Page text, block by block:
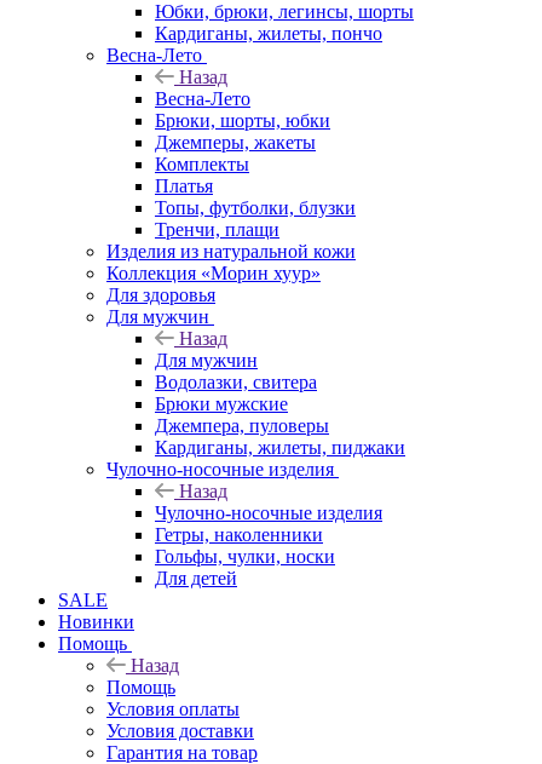
Юбки, брюки, легинсы, шорты
Кардиганы, жилеты, пончо
Весна-Лето
Назад
Весна-Лето
Брюки, шорты, юбки
Джемперы, жакеты
Комплекты
Платья
Топы, футболки, блузки
Тренчи, плащи
Изделия из натуральной кожи
Коллекция «Морин хуур»
Для здоровья
Для мужчин
Назад
Для мужчин
Водолазки, свитера
Брюки мужские
Джемпера, пуловеры
Кардиганы, жилеты, пиджаки
Чулочно-носочные изделия
Назад
Чулочно-носочные изделия
Гетры, наколенники
Гольфы, чулки, носки
Для детей
SALE
Новинки
Помощь
Назад
Помощь
Условия оплаты
Условия доставки
Гарантия на товар